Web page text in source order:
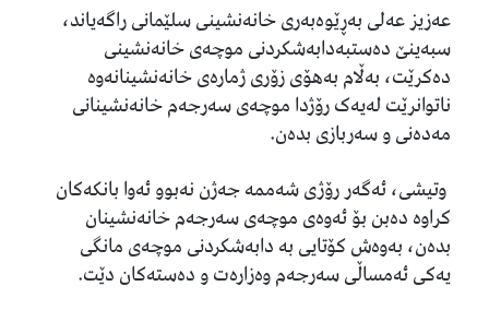
عەزیز عەلى بەڕێوەبەرى خانەنشینى سلێمانى راگەیاند،
سبەینێ دەستبەدابەشکردنى موچەى خانەنشینى
دەکرێت، بەڵام بەهۆى زۆرى ژمارەى خانەنشینانەوە
ناتوانرێت لەیەک رۆژدا موچەى سەرجەم خانەنشینانى
مەدەنى و سەربازى بدەن.
وتیشى، ئەگەر رۆژى شەممە جەژن نەبوو ئەوا بانکەکان
کراوە دەبن بۆ ئەوەى موچەى سەرجەم خانەنشینان
بدەن، بەوەش کۆتایى بە دابەشکردنى موچەى مانگى
یەکى ئەمساڵى سەرجەم وەزارەت و دەستەکان دێت.